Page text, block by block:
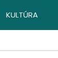
KULTÚRA